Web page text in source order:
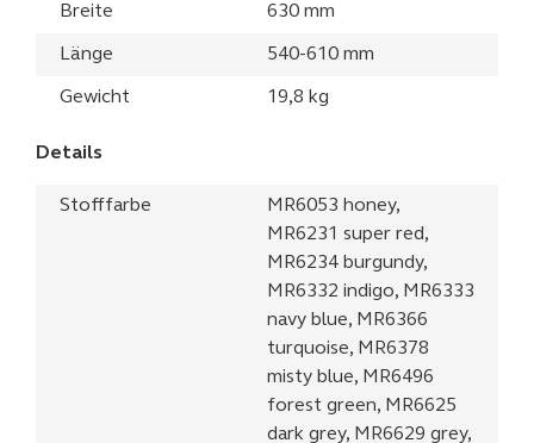
Breite 630 mm
Länge 540-610 mm
Gewicht 19,8 kg
Details
Stofffarbe
MR6053 honey,
MR6231 super red,
MR6234 burgundy,
MR6332 indigo, MR6333
navy blue, MR6366
turquoise, MR6378
misty blue, MR6496
forest green, MR6625
dark grey, MR6629 grey,